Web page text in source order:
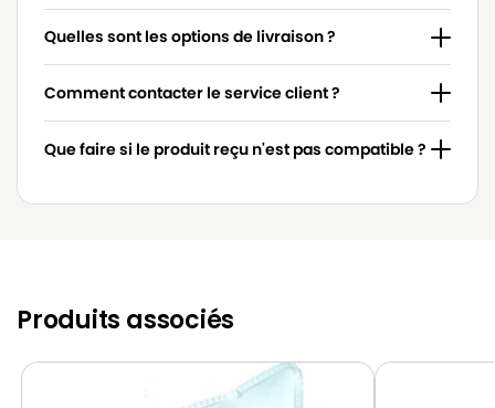
Quelles sont les options de livraison ?
Comment contacter le service client ?
Que faire si le produit reçu n'est pas compatible ?
Produits associés